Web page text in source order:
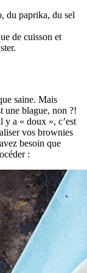
du paprika, du sel
de cuisson et
saine. Mais
une blague, non ?!
y a « doux », c’est
vos brownies
besoin que
: